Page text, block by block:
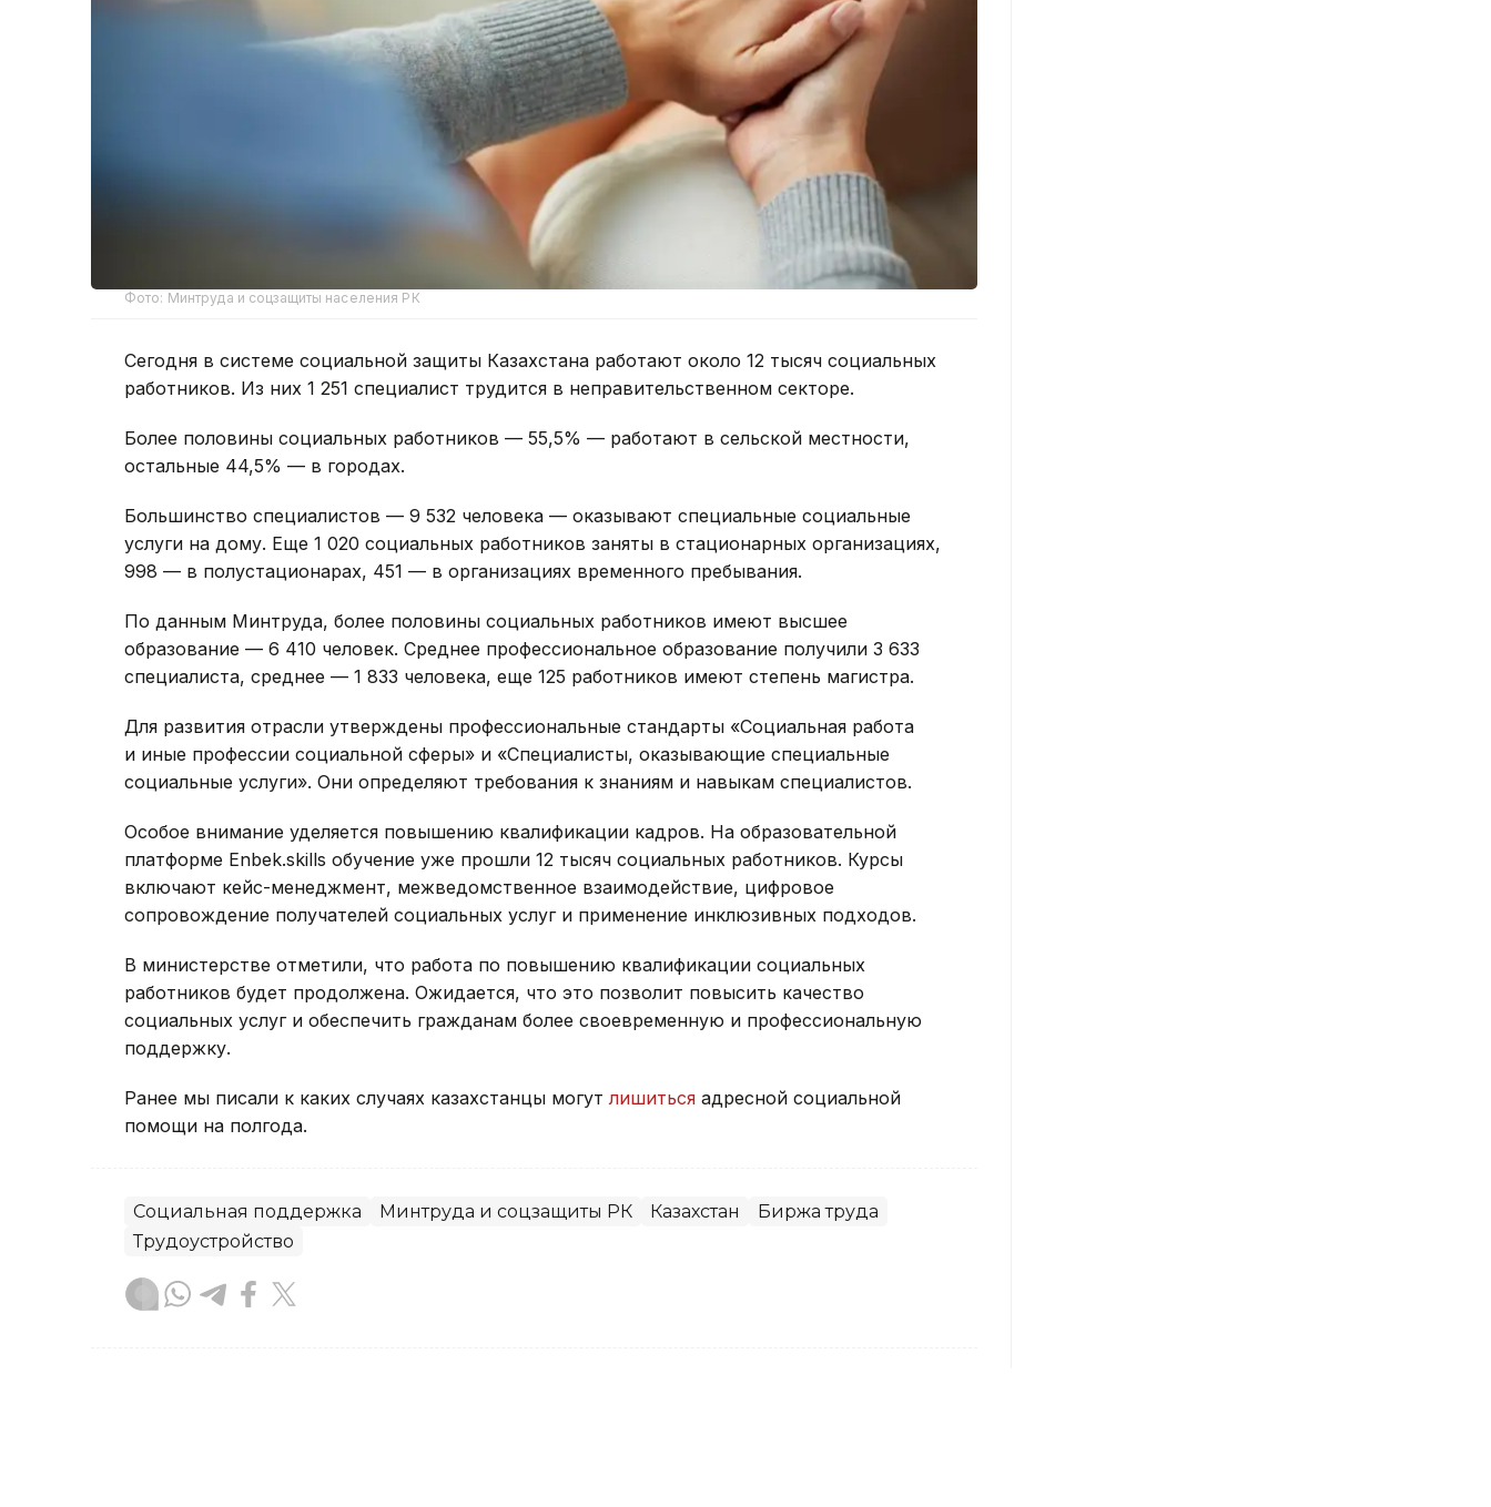
Фото: Минтруда и соцзащиты населения РК
Сегодня в системе социальной защиты Казахстана работают около 12 тысяч социальных
работников. Из них 1 251 специалист трудится в неправительственном секторе.
Более половины социальных работников — 55,5% — работают в сельской местности,
остальные 44,5% — в городах.
Большинство специалистов — 9 532 человека — оказывают специальные социальные
услуги на дому. Еще 1 020 социальных работников заняты в стационарных организациях,
998 — в полустационарах, 451 — в организациях временного пребывания.
По данным Минтруда, более половины социальных работников имеют высшее
образование — 6 410 человек. Среднее профессиональное образование получили 3 633
специалиста, среднее — 1 833 человека, еще 125 работников имеют степень магистра.
Для развития отрасли утверждены профессиональные стандарты «Социальная работа
и иные профессии социальной сферы» и «Специалисты, оказывающие специальные
социальные услуги». Они определяют требования к знаниям и навыкам специалистов.
Особое внимание уделяется повышению квалификации кадров. На образовательной
платформе Enbek.skills обучение уже прошли 12 тысяч социальных работников. Курсы
включают кейс-менеджмент, межведомственное взаимодействие, цифровое
сопровождение получателей социальных услуг и применение инклюзивных подходов.
В министерстве отметили, что работа по повышению квалификации социальных
работников будет продолжена. Ожидается, что это позволит повысить качество
социальных услуг и обеспечить гражданам более своевременную и профессиональную
поддержку.
Ранее мы писали к каких случаях казахстанцы могутлишиться адресной социальной
помощи на полгода.
Социальная поддержка Минтруда и соцзащиты РК Казахстан
Биржа труда
Трудоустройство